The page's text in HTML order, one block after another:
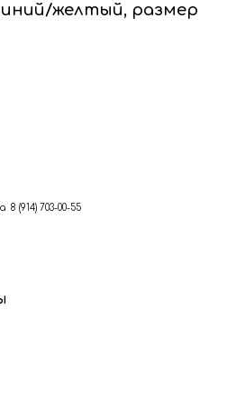
желтый, размер
(914) 703-00-55